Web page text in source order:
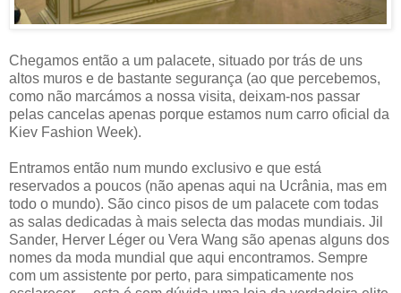
Chegamos então a um palacete, situado por trás de uns
altos muros e de bastante segurança (ao que percebemos,
como não marcámos a nossa visita, deixam-nos passar
pelas cancelas apenas porque estamos num carro oficial da
Kiev Fashion Week).
Entramos então num mundo exclusivo e que está
reservados a poucos (não apenas aqui na Ucrânia, mas em
todo o mundo). São cinco pisos de um palacete com todas
as salas dedicadas à mais selecta das modas mundiais. Jil
Sander, Herver Léger ou Vera Wang são apenas alguns dos
nomes da moda mundial que aqui encontramos. Sempre
com um assistente por perto, para simpaticamente nos